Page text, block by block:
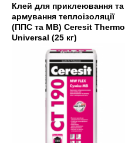
Клей для приклеювання та
армування теплоізоляції
(ППС та МВ) Ceresit Thermo
Universal (25 кг)